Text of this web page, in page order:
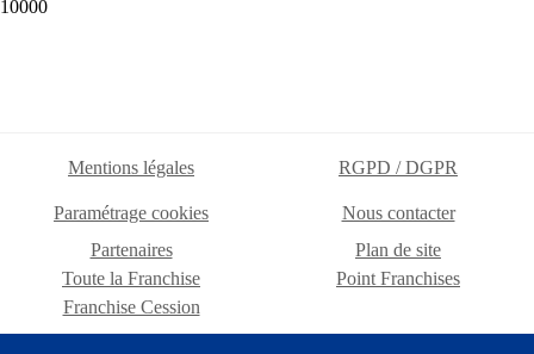
10000
Mentions légales RGPD / DGPR
Paramétrage cookies
Nous contacter
Partenaires
Plan de site
Toute la Franchise
Point Franchises
Franchise Cession